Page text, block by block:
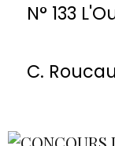
N° 133
C.